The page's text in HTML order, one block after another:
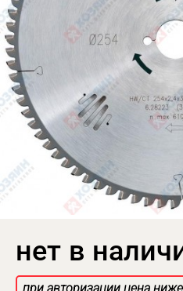
нет в
при авторизации цена ниже